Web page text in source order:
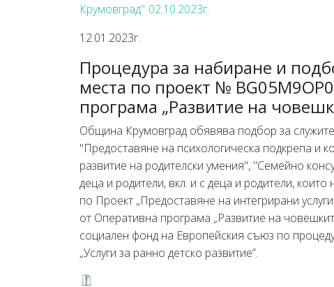
Крумовград" 02.10.2023г.
12.01.2023г.
Процедура за набиране и
места по проект №
програма „Развитие на
Община Крумовград обявява подбор за
"Предоставяне на психологическа подкрепа и
развитие на родителски умения", "Семейно
деца и родители, вкл. и с деца и родители,
по Проект „Предоставяне на интегрирани
от Оперативна програма „Развитие на
социален фонд на Европейския съюз по
„Услуги за ранно детско развитие”.